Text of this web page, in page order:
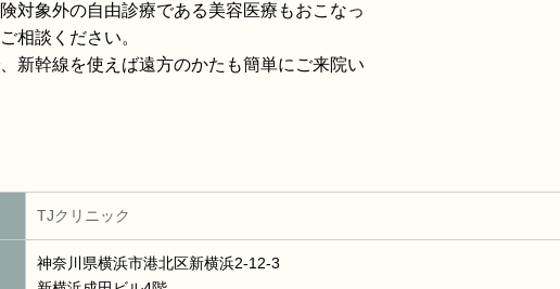
対象外の自由診療である美容医療もおこなっ
相談ください。
新幹線を使えば遠方のかたも簡単にご来院い
TJクリニック
神奈川県横浜市港北区新横浜2-12-3